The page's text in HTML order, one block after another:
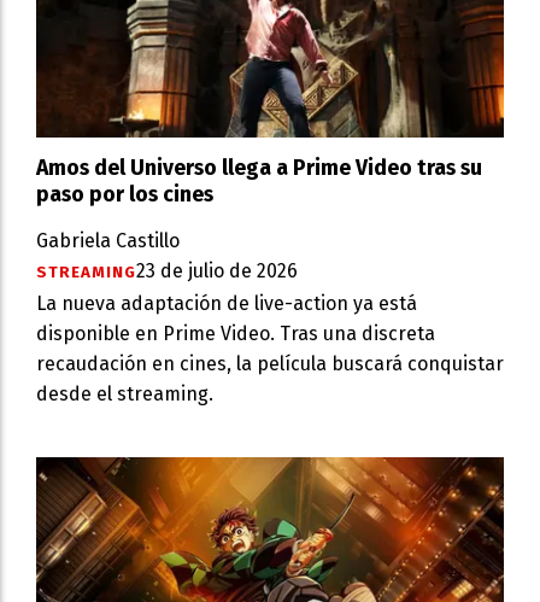
Amos del Universo llega a Prime Video tras su
paso por los cines
Gabriela Castillo
STREAMING23 de julio de 2026
La nueva adaptación de live-action ya está
disponible en Prime Video. Tras una discreta
recaudación en cines, la película buscará conquistar
desde el streaming.